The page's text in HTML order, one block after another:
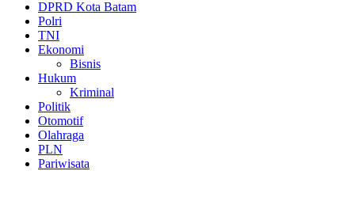
DPRD Kota Batam
Polri
TNI
Ekonomi
Bisnis
Hukum
Kriminal
Politik
Otomotif
Olahraga
PLN
Pariwisata